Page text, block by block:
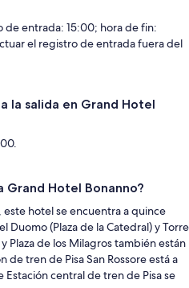
de entrada: 15:00; hora de fin:
el registro de entrada fuera del
la salida en Grand Hotel
Grand Hotel Bonanno?
este hotel se encuentra a quince
Duomo (Plaza de la Catedral) y Torre
Plaza de los Milagros también están
de tren de Pisa San Rossore está a
Estación central de tren de Pisa se